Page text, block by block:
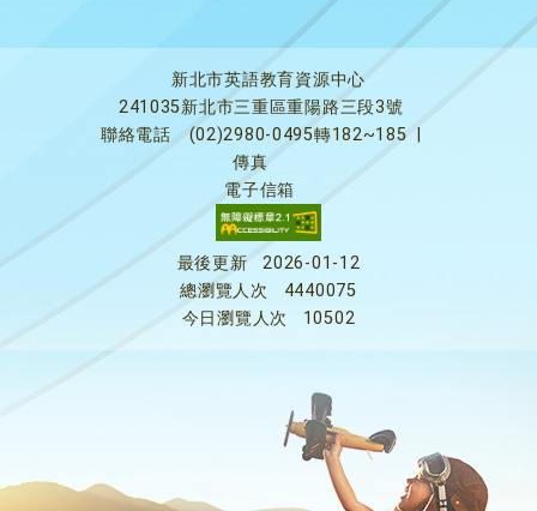
新北市英語教育資源中心
241035新北市三重區重陽路三段3號
聯絡電話
(02)2980-0495轉182~185
傳真
電子信箱
最後更新
2026-01-12
總瀏覽人次
4440075
今日瀏覽人次
10502